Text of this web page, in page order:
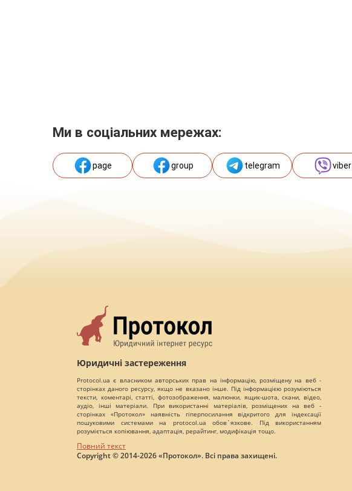
Ми в соціальних мережах:
page group telegram viber
Юридичні застереження
Protocol.ua є власником авторських прав на інформацію, розміщену на веб -
сторінках даного ресурсу, якщо не вказано інше. Під інформацією розуміються
тексти, коментарі, статті, фотозображення, малюнки, ящик-шота, скани, відео,
аудіо, інші матеріали. При використанні матеріалів, розміщених на веб -
сторінках «Протокол» наявність гіперпосилання відкритого для індексації
пошуковими системами на protocol.ua обов`язкове. Під використанням
розуміється копіювання, адаптація, рерайтинг, модифікація тощо.
Повний текст
Copyright © 2014-2026 «Протокол». Всі права захищені.